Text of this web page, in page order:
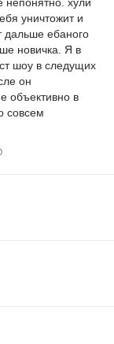
непонятно. хули
уничтожит и
дальше ебаного
новичка. Я в
шоу в следущих
он
объективно в
совсем